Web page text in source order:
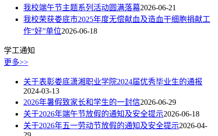
我校端午节主题系列活动圆满落幕2026-06-21
我校荣获娄底市2025年度无偿献血及造血干细胞捐献工
作“好”单位2026-06-18
学工通知
更多>>
关于表彰娄底潇湘职业学院2024届优秀毕业生的通报
2024-03-13
2026年暑假致家长和学生的一封信2026-06-29
关于2026年端午节放假的通知及安全提示2026-06-18
关于2026年五一劳动节放假的通知及安全提示2026-04-